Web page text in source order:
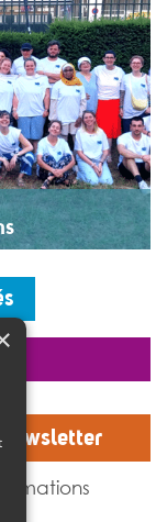
dans une
de
SESSAD
[…]